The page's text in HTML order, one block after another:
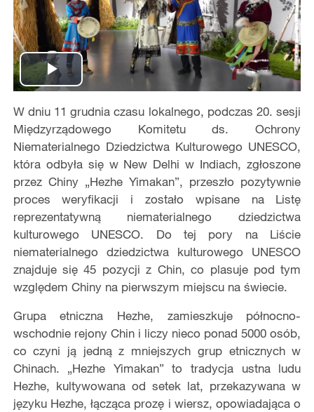
Play
Video
W dniu 11 grudnia czasu lokalnego, podczas 20. sesji
Międzyrządowego Komitetu ds. Ochrony
Niematerialnego Dziedzictwa Kulturowego UNESCO,
która odbyła się w New Delhi w Indiach, zgłoszone
przez Chiny „Hezhe Yimakan”, przeszło pozytywnie
proces weryfikacji i zostało wpisane na Listę
reprezentatywną niematerialnego dziedzictwa
kulturowego UNESCO. Do tej pory na Liście
niematerialnego dziedzictwa kulturowego UNESCO
znajduje się 45 pozycji z Chin, co plasuje pod tym
względem Chiny na pierwszym miejscu na świecie.
Grupa etniczna Hezhe, zamieszkuje północno-
wschodnie rejony Chin i liczy nieco ponad 5000 osób,
co czyni ją jedną z mniejszych grup etnicznych w
Chinach. „Hezhe Yimakan” to tradycja ustna ludu
Hezhe, kultywowana od setek lat, przekazywana w
języku Hezhe, łącząca prozę i wiersz, opowiadająca o